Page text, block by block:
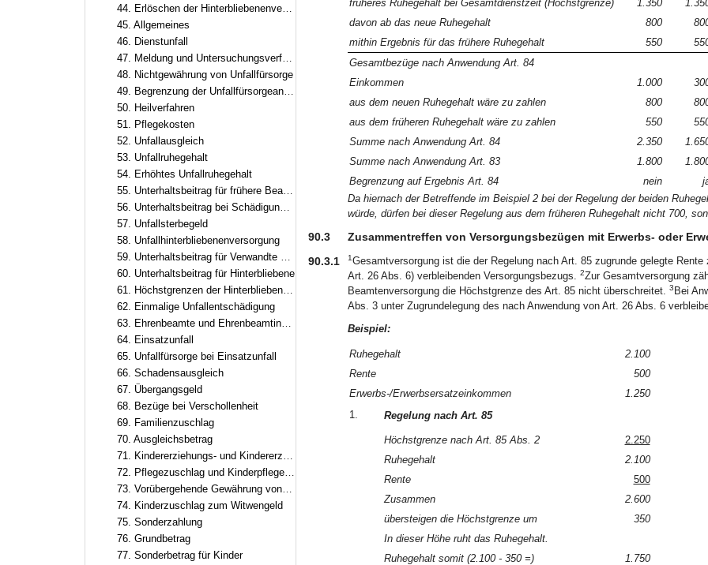
44. Erlöschen der Hinterbliebenenversorgung
45. Allgemeines
46. Dienstunfall
47. Meldung und Untersuchungsverfahren
48. Nichtgewährung von Unfallfürsorge
49. Begrenzung der Unfallfürsorgeansprüche
50. Heilverfahren
51. Pflegekosten
52. Unfallausgleich
53. Unfallruhegehalt
54. Erhöhtes Unfallruhegehalt
55. Unterhaltsbeitrag für frühere Beamte und Beamtinnen sowie frühere Ruhestandsbeamte und Ruhestandsbeamtinnen
56. Unterhaltsbeitrag bei Schädigung eines ungeborenen Kindes
57. Unfallsterbegeld
58. Unfallhinterbliebenenversorgung
59. Unterhaltsbeitrag für Verwandte der aufsteigenden Linie
60. Unterhaltsbeitrag für Hinterbliebene
61. Höchstgrenzen der Hinterbliebenenversorgung
62. Einmalige Unfallentschädigung
63. Ehrenbeamte und Ehrenbeamtinnen
64. Einsatzunfall
65. Unfallfürsorge bei Einsatzunfall
66. Schadensausgleich
67. Übergangsgeld
68. Bezüge bei Verschollenheit
69. Familienzuschlag
70. Ausgleichsbetrag
71. Kindererziehungs- und Kindererziehungsergänzungszuschlag
72. Pflegezuschlag und Kinderpflegeergänzungszuschlag
73. Vorübergehende Gewährung von Zuschlägen
74. Kinderzuschlag zum Witwengeld
75. Sonderzahlung
76. Grundbetrag
77. Sonderbetrag für Kinder
früheres Ruhegehalt bei Gesamtdienstzeit (Höchstgrenze)
1.350
davon ab das neue Ruhegehalt
800
mithin Ergebnis für das frühere Ruhegehalt
550
Gesamtbezüge nach Anwendung Art. 84
Einkommen
1.000
aus dem neuen Ruhegehalt wäre zu zahlen
800
aus dem früheren Ruhegehalt wäre zu zahlen
550
Summe nach Anwendung Art. 84
2.350
Summe nach Anwendung Art. 83
1.800
Begrenzung auf Ergebnis Art. 84
nein
Da hiernach der Betreffende im Beispiel 2 bei der Regelung der beiden
würde, dürfen bei dieser Regelung aus dem früheren Ruhegehalt nicht 700,
90.3
Zusammentreffen von Versorgungsbezügen mit Erwerbs- oder
90.3.1
1Gesamtversorgung ist die der Regelung nach Art. 85 zugrunde gelegte
Art. 26 Abs. 6) verbleibenden Versorgungsbezugs. 2Zur Gesamtversorgung
Beamtenversorgung die Höchstgrenze des Art. 85 nicht überschreitet. 3 Bei
Abs. 3 unter Zugrundelegung des nach Anwendung von Art. 26 Abs. 6
Beispiel:
Ruhegehalt
2.100
Rente
500
Erwerbs-/Erwerbsersatzeinkommen
1.250
1.
Regelung nach Art. 85
Höchstgrenze nach Art. 85 Abs. 2
2.250
Ruhegehalt
2.100
Rente
500
Zusammen
2.600
übersteigen die Höchstgrenze um
350
In dieser Höhe ruht das Ruhegehalt.
Ruhegehalt somit (2.100 - 350 =)
1.750